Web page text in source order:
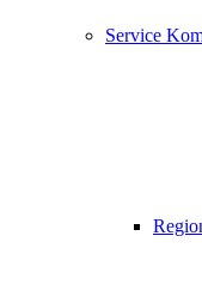
Service